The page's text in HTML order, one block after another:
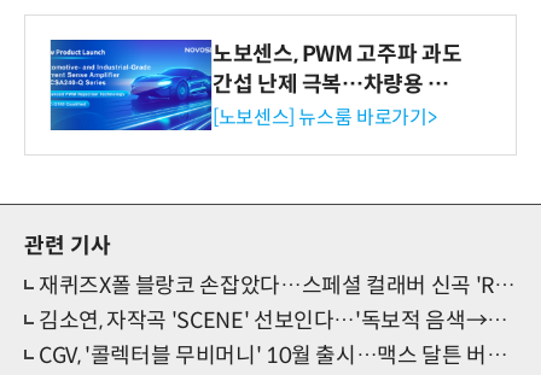
노보센스, PWM 고주파 과도
간섭 난제 극복…차량용 전
류 감지 증폭기
[노보센스] 뉴스룸 바로가기>
관련 기사
재퀴즈X폴 블랑코 손잡았다…스페셜 컬래버 신곡 'Risk' 발매
김소연, 자작곡 'SCENE' 선보인다…'독보적 음색→깊어진 감정선'
CGV, '콜렉터블 무비머니' 10월 출시…맥스 달튼 버전 첫선